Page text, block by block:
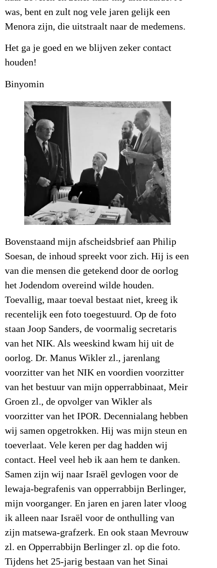
was, bent en zult nog vele jaren gelijk een
Menora zijn, die uitstraalt naar de medemens.
Het ga je goed en we blijven zeker contact
houden!
Binyomin
Bovenstaand mijn afscheidsbrief aan Philip
Soesan, de inhoud spreekt voor zich. Hij is een
van die mensen die getekend door de oorlog
het Jodendom overeind wilde houden.
Toevallig, maar toeval bestaat niet, kreeg ik
recentelijk een foto toegestuurd. Op de foto
staan Joop Sanders, de voormalig secretaris
van het NIK. Als weeskind kwam hij uit de
oorlog. Dr. Manus Wikler zl., jarenlang
voorzitter van het NIK en voordien voorzitter
van het bestuur van mijn opperrabbinaat, Meir
Groen zl., de opvolger van Wikler als
voorzitter van het IPOR. Decennialang hebben
wij samen opgetrokken. Hij was mijn steun en
toeverlaat. Vele keren per dag hadden wij
contact. Heel veel heb ik aan hem te danken.
Samen zijn wij naar Israël gevlogen voor de
lewaja-begrafenis van opperrabbijn Berlinger,
mijn voorganger. En jaren en jaren later vloog
ik alleen naar Israël voor de onthulling van
zijn matsewa-grafzerk. En ook staan Mevrouw
zl. en Opperrabbijn Berlinger zl. op die foto.
Tijdens het 25-jarig bestaan van het Sinai